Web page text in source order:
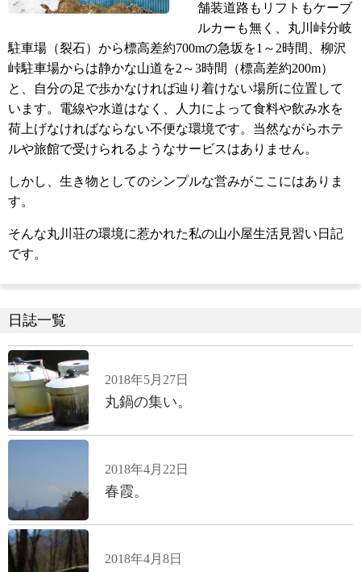
舗装道路もリフトもケーブ
ルカーも無く、丸川峠分岐
駐車場（裂石）から標高差約700mの急坂を1～2時間、柳沢
峠駐車場からは静かな山道を2～3時間（標高差約200m）
と、自分の足で歩かなければ辿り着けない場所に位置して
います。電線や水道はなく、人力によって食料や飲み水を
荷上げなければならない不便な環境です。当然ながらホテ
ルや旅館で受けられるようなサービスはありません。
しかし、生き物としてのシンプルな営みがここにはありま
す。
そんな丸川荘の環境に惹かれた私の山小屋生活見習い日記
です。
日誌一覧
2018年5月27日
丸鍋の集い。
2018年4月22日
春霞。
2018年4月8日